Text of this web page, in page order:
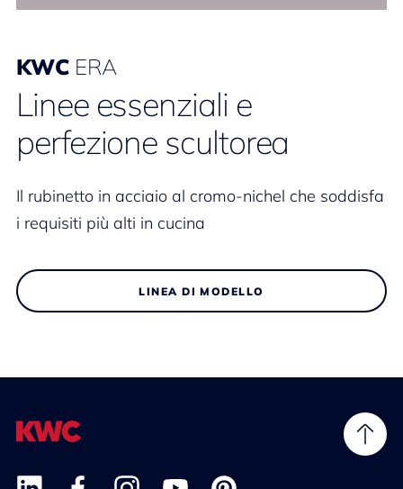
KWC ERA
Linee essenziali e
perfezione scultorea
Il rubinetto in acciaio al cromo-nichel che soddisfa
i requisiti più alti in cucina
LINEA DI MODELLO